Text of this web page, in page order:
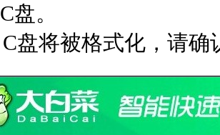
C盘。
C盘将被格式化，请确